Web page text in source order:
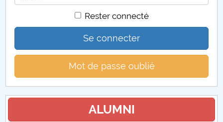
de
Rester connecté
Se connecter
Mot de passe oublié
ALUMNI